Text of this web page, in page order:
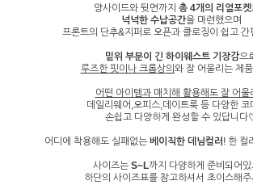
양사이드와 뒷면까지 총 4개의 리얼포켓
넉넉한 수납공간을 마련했으며
프론트의 단추&지퍼로 오픈과 클로징이 쉽고 간
밑위 부분이 긴 하이웨스트 기장감으
루즈한 핏이나 크롭상의와 잘 어울리는 제
어떤 아이템과 매치해 활용해도 잘 어울
데일리웨어,오피스,데이트룩 등 다양한 코
손쉽고 다양하게 완성할 수 있답니다
어디에 착용해도 실패없는 베이직한 데님컬러 ! 한 컬
사이즈는 S~L까지 다양하게 준비되어있
하단의 사이즈표를 참고하셔서 초이스해